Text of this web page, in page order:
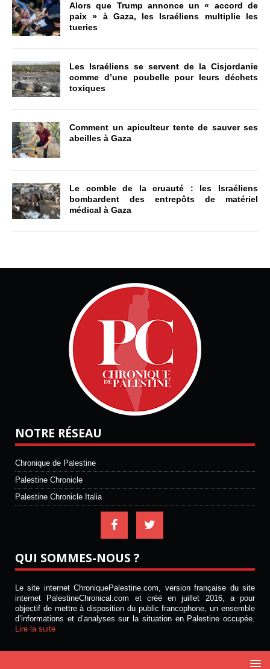
Alors que Trump annonce un « accord de
paix » à Gaza, les Israéliens multiplie les
tueries
Les Israéliens se servent de la Cisjordanie
comme d’une poubelle pour leurs déchets
toxiques
Comment un apiculteur tente de sauver ses
abeilles à Gaza
Le comble de la cruauté : les Israéliens
bombardent des entrepôts de matériel
médical à Gaza
NOTRE RÉSEAU
Chronique de Palestine
Palestine Chronicle
Palestine Chronicle Italia
QUI SOMMES-NOUS ?
Le site internet ChroniquePalestine.com, version française du site
internet PalestineChronical.com et créé en juillet 2016, a pour
objectif de mettre à disposition du public francophone, un ensemble
d’informations et d’analyses sur la situation en Palestine occupée.
Lire la suite